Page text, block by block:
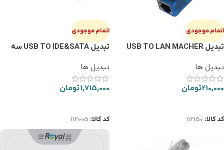
اتمام موجودی
تبدیل USB TO LAN MACHER
تبدیل ها
210,000تومان
کد کالا: 112150
اتمام موجودی
تبدیل USB TO IDE&SATA سه
تبدیل ها
1,715,000تومان
کد کالا: 112005